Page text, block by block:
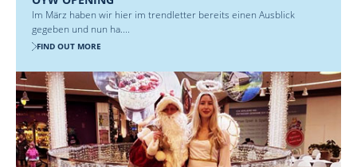
Im März haben wir hier im trendletter bereits einen Ausblick
gegeben und nun ha....
FIND OUT MORE